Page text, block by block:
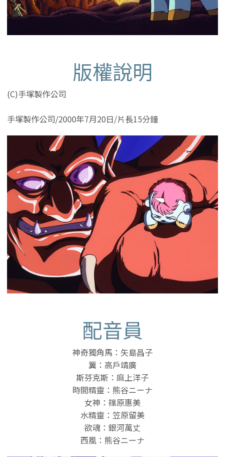
版權說明
(C)手塚製作公司
手塚製作公司/2000年7月20日/片長15分鐘
配音員
神奇獨角馬：矢島昌子
翼：高戶靖廣
斯芬克斯：麻上洋子
時間精靈：熊谷ニーナ
女神：篠原惠美
水精靈：笠原留美
欲魂：銀河萬丈
西風：熊谷ニーナ